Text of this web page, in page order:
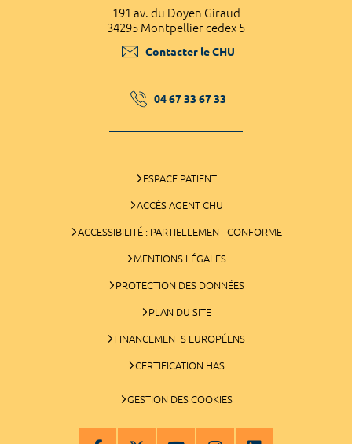
191 av. du Doyen Giraud
34295 Montpellier cedex 5
Contacter le CHU
04 67 33 67 33
ESPACE PATIENT
ACCÈS AGENT CHU
ACCESSIBILITÉ : PARTIELLEMENT CONFORME
MENTIONS LÉGALES
PROTECTION DES DONNÉES
PLAN DU SITE
FINANCEMENTS EUROPÉENS
CERTIFICATION HAS
GESTION DES COOKIES